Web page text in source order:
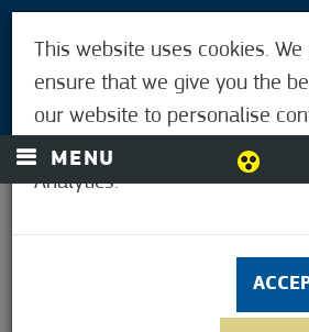
LOGIN
MENU
This website uses cookies.
ensure that we give you the
our website to personalise
and to analyse our traffic using
Analytics.